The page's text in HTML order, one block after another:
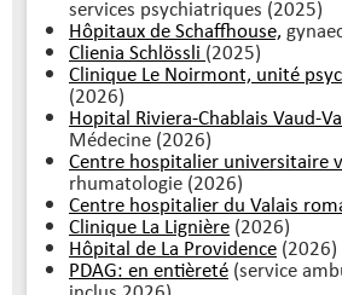
services psychiatriques (2025)
Hôpitaux de Schaffhouse,
Clienia Schlössli (2025)
Clinique Le Noirmont, unité
(2026)
Hopital Riviera-Chablais Vaud-
Médecine (2026)
Centre hospitalier universitaire
rhumatologie (2026)
Centre hospitalier du Valais
Clinique La Lignière (2026)
Hôpital de La Providence (2026)
PDAG: en entièreté (service